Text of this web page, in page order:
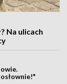
Na ulicach